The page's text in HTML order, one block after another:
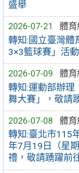
盛舉
2026-07-21 體育
轉知:國立臺灣體
3×3籃球賽」活
2026-07-09 體育
轉知:運動部辦
舞大賽」，敬請
2026-07-08 體育
轉知:臺北市115
年7月19日（星
禮，敬請踴躍前